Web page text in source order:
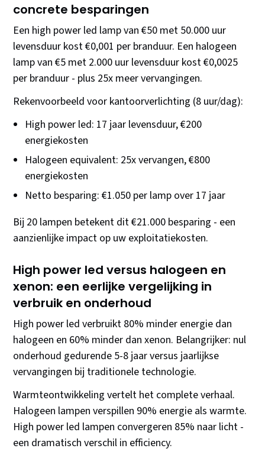
concrete besparingen
Een high power led lamp van €50 met 50.000 uur
levensduur kost €0,001 per branduur. Een halogeen
lamp van €5 met 2.000 uur levensduur kost €0,0025
per branduur - plus 25x meer vervangingen.
Rekenvoorbeeld voor kantoorverlichting (8 uur/dag):
High power led: 17 jaar levensduur, €200
energiekosten
Halogeen equivalent: 25x vervangen, €800
energiekosten
Netto besparing: €1.050 per lamp over 17 jaar
Bij 20 lampen betekent dit €21.000 besparing - een
aanzienlijke impact op uw exploitatiekosten.
High power led versus halogeen en
xenon: een eerlijke vergelijking in
verbruik en onderhoud
High power led verbruikt 80% minder energie dan
halogeen en 60% minder dan xenon. Belangrijker: nul
onderhoud gedurende 5-8 jaar versus jaarlijkse
vervangingen bij traditionele technologie.
Warmteontwikkeling vertelt het complete verhaal.
Halogeen lampen verspillen 90% energie als warmte.
High power led lampen convergeren 85% naar licht -
een dramatisch verschil in efficiency.